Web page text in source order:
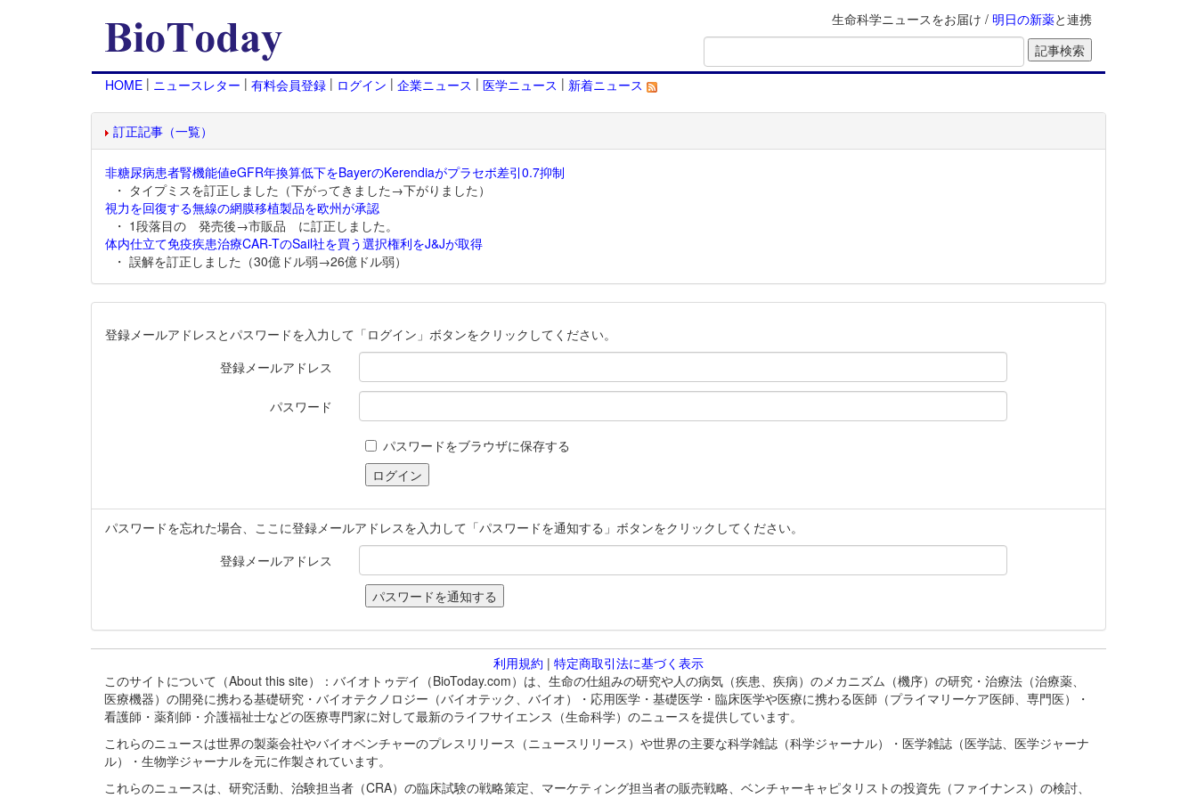
生命科学ニュースをお届け / 明日の新薬と連携
HOME | ニュースレター | 有料会員登録 | ログイン | 企業ニュース | 医学ニュース | 新着ニュース
訂正記事（一覧）
非糖尿病患者腎機能値eGFR年換算低下をBayerのKerendiaがプラセボ差引0.7抑制
・ タイプミスを訂正しました（下がってきました→下がりました）
視力を回復する無線の網膜移植製品を欧州が承認
・ 1段落目の 発売後→市販品 に訂正しました。
体内仕立て免疫疾患治療CAR-TのSail社を買う選択権利をJ&Jが取得
・ 誤解を訂正しました（30億ドル弱→26億ドル弱）
登録メールアドレスとパスワードを入力して「ログイン」ボタンをクリックしてください。
登録メールアドレス
パスワード
パスワードをブラウザに保存する
パスワードを忘れた場合、ここに登録メールアドレスを入力して「パスワードを通知する」ボタンをクリックしてください。
登録メールアドレス
利用規約 | 特定商取引法に基づく表示
このサイトについて（About this site）：バイオトゥデイ（BioToday.com）は、生命の仕組みの研究や人の病気（疾患、疾病）のメカニズム（機序）の研究・治療法（治療薬、
医療機器）の開発に携わる基礎研究・バイオテクノロジー（バイオテック、バイオ）・応用医学・基礎医学・臨床医学や医療に携わる医師（プライマリーケア医師、専門医）・
看護師・薬剤師・介護福祉士などの医療専門家に対して最新のライフサイエンス（生命科学）のニュースを提供しています。
これらのニュースは世界の製薬会社やバイオベンチャーのプレスリリース（ニュースリリース）や世界の主要な科学雑誌（科学ジャーナル）・医学雑誌（医学誌、医学ジャーナ
ル）・生物学ジャーナルを元に作製されています。
これらのニュースは、研究活動、治験担当者（CRA）の臨床試験の戦略策定、マーケティング担当者の販売戦略、ベンチャーキャピタリストの投資先（ファイナンス）の検討、